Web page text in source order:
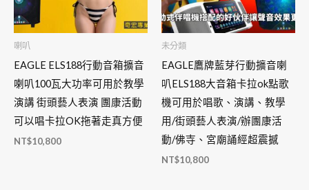
喇叭
EAGLE ELS188行動音箱擴音
喇叭100瓦大功率可用於教學
演講 街頭藝人表演 團康活動
可以唱卡拉OK拖著走真方便
NT$10,800
未分類
EAGLE鷹牌藍芽行動擴音喇
叭ELS188大音箱卡拉ok點歌
機可用於唱歌、演講、教學
用/街頭藝人表演/辦團康活
動/佛寺、宮廟誦經超震撼
NT$10,800